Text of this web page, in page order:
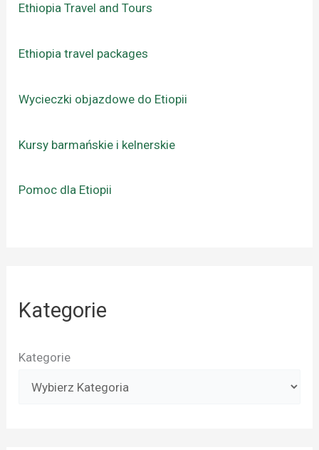
Ethiopia Travel and Tours
Ethiopia travel packages
Wycieczki objazdowe do Etiopii
Kursy barmańskie i kelnerskie
Pomoc dla Etiopii
Kategorie
Kategorie